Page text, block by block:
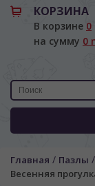
КОРЗИНА
В корзине 0
на сумму 0
Главная / Пазлы /
Весенняя
ЯЗЫК САЙТА /
На каком